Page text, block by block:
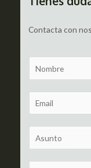
Contacta con
a
m
m
a
u
b